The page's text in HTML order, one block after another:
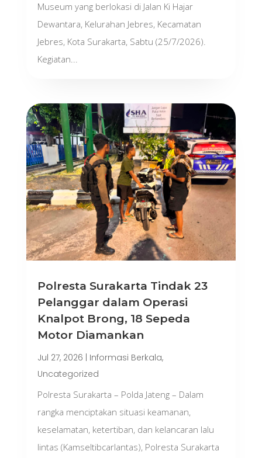
Museum yang berlokasi di Jalan Ki Hajar
Dewantara, Kelurahan Jebres, Kecamatan
Jebres, Kota Surakarta, Sabtu (25/7/2026).
Kegiatan...
Polresta Surakarta Tindak 23
Pelanggar dalam Operasi
Knalpot Brong, 18 Sepeda
Motor Diamankan
Jul 27, 2026 | Informasi Berkala,
Uncategorized
Polresta Surakarta – Polda Jateng – Dalam
rangka menciptakan situasi keamanan,
keselamatan, ketertiban, dan kelancaran lalu
lintas (Kamseltibcarlantas), Polresta Surakarta